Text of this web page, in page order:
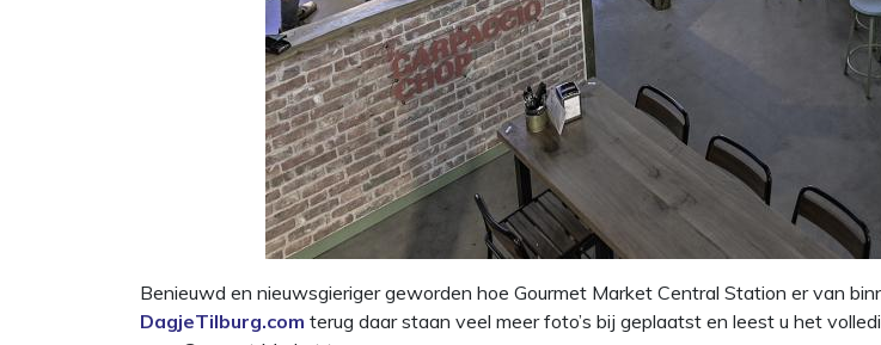
Benieuwd en nieuwsgieriger geworden hoe Gourmet Market Central Station er van
DagjeTilburg.com terug daar staan veel meer foto’s bij geplaatst en leest u het